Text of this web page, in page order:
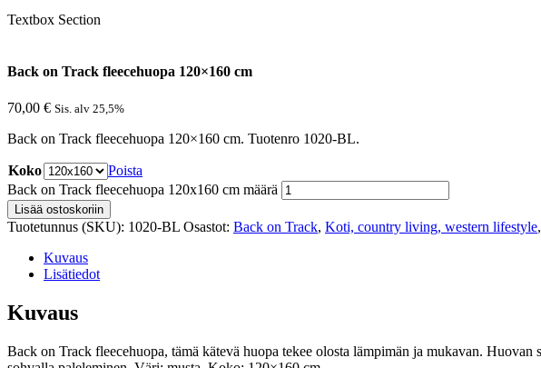
Textbox Section
Back on Track fleecehuopa 120×160 cm
70,00 € Sis. alv 25,5%
Back on Track fleecehuopa 120×160 cm. Tuotenro 1020-BL.
Koko
Poista
Back on Track fleecehuopa 120x160 cm määrä
Lisää ostoskoriin
Tuotetunnus (SKU): 1020-BL Osastot: Back on Track, Koti, country living, western lifestyle,
Kuvaus
Lisätiedot
Kuvaus
Back on Track fleecehuopa, tämä kätevä huopa tekee olosta lämpimän ja mukavan.